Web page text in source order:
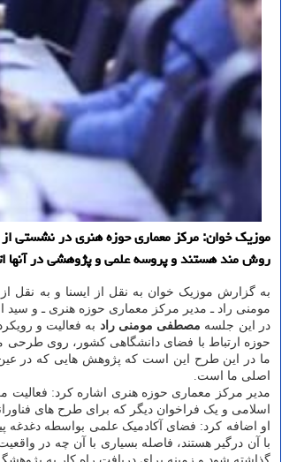
موزیک خوان: مرکز معماری حوزه هنری در نشستی
روش مند هستند و پروسه علمی و پژوهشی در آنها
مومنی راد ـ مدیر مرکز معماری حوزه هنری ـ و سید
در این جلسه مصطفی مومنی راد به فعالیت و
حوزه ارتباط با فضای دانشگاهی کشور، روی طرحی
ما در این طرح این است که پژوهش هایی که در
اصلی ما است.
مدیر مرکز معماری حوزه هنری اشاره کرد: فعالیت
اسلامی و یک فراخوان دیگر که برای طرح های
او اضافه کرد: فضای آکادمیک علمی بواسطه
با آن درگیر هستند، فاصله بسیاری با آن چه در